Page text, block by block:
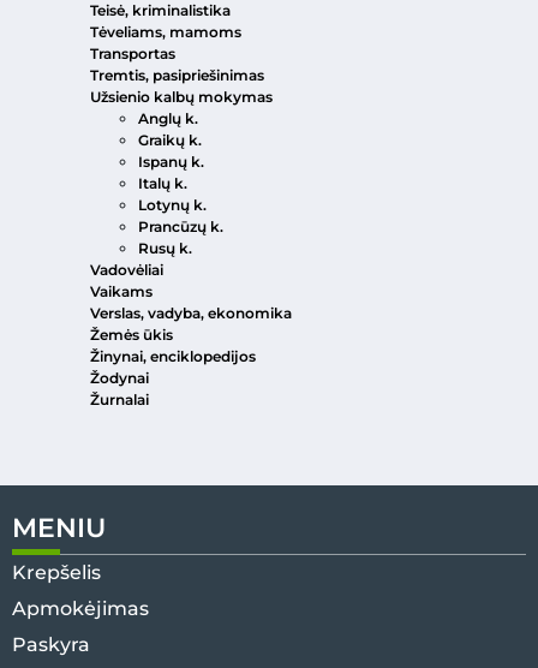
Teisė, kriminalistika
Tėveliams, mamoms
Transportas
Tremtis, pasipriešinimas
Užsienio kalbų mokymas
Anglų k.
Graikų k.
Ispanų k.
Italų k.
Lotynų k.
Prancūzų k.
Rusų k.
Vadovėliai
Vaikams
Verslas, vadyba, ekonomika
Žemės ūkis
Žinynai, enciklopedijos
Žodynai
Žurnalai
MENIU
Krepšelis
Apmokėjimas
Paskyra